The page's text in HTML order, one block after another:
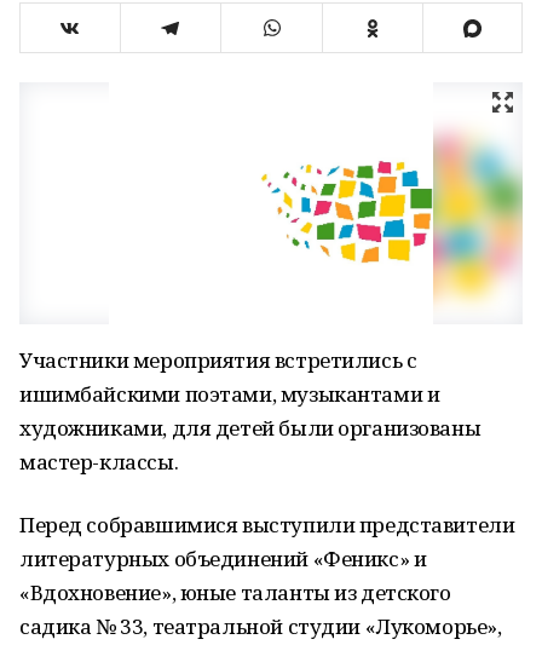
Участники мероприятия встретились с
ишимбайскими поэтами, музыкантами и
художниками, для детей были организованы
мастер-классы.
Перед собравшимися выступили представители
литературных объединений «Феникс» и
«Вдохновение», юные таланты из детского
садика № 33, театральной студии «Лукоморье»,